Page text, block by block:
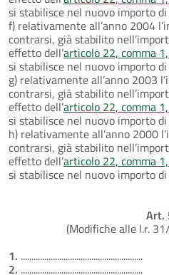
si stabilisce nel nuovo importo
f) relativamente all’anno 2004
contrarsi, già stabilito
effetto dell’articolo 22, comma
si stabilisce nel nuovo importo
g) relativamente all’anno 2003
contrarsi, già stabilito
effetto dell’articolo 22, comma
si stabilisce nel nuovo importo
h) relativamente all’anno 2000
contrarsi, già stabilito
effetto dell’articolo 22, comma
si stabilisce nel nuovo importo
Art.
(Modifiche alle l.r.
1. .........................................................
2. .........................................................